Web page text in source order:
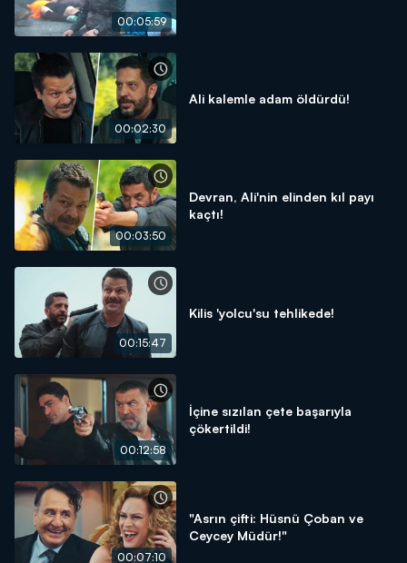
00:05:59
00:02:30
Ali kalemle adam öldürdü!
00:03:50
Devran, Ali'nin elinden kıl payı
kaçtı!
00:15:47
Kilis 'yolcu'su tehlikede!
00:12:58
İçine sızılan çete başarıyla
çökertildi!
00:07:10
"Asrın çifti: Hüsnü Çoban ve
Ceycey Müdür!"